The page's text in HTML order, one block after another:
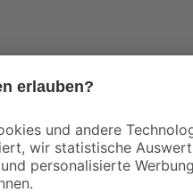
Bestseller